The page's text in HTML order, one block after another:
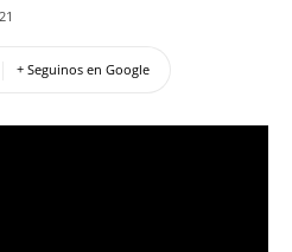
+ Seguinos en Google